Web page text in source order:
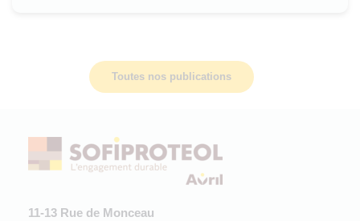
Toutes nos publications
11-13 Rue de Monceau